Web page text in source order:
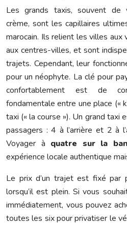
Les grands taxis, souvent de
crème, sont les capillaires
marocain. Ils relient les villes
aux centres-villes, et sont
trajets. Cependant, leur
pour un néophyte. La clé pour
confortablement est de
fondamentale entre une place («
taxi (« la course »). Un grand taxi
passagers : 4 à l’arrière et 2 à
Voyager à quatre sur la
expérience locale authentique
Le prix d’un trajet est fixé par
lorsqu’il est plein. Si vous
immédiatement, vous pouvez
toutes les six pour privatiser le